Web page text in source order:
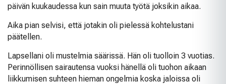
päivän kuukaudessa kun sain muuta työtä joksikin aikaa.
Aika pian selvisi, että jotakin oli pielessä kohtelustani
päätellen.
Lapsellani oli mustelmia säärissä. Hän oli tuolloin 3 vuotias.
Perinnöllisen sairautensa vuoksi hänellä oli tuohon aikaan
liikkumisen suhteen hieman ongelmia koska jaloissa oli